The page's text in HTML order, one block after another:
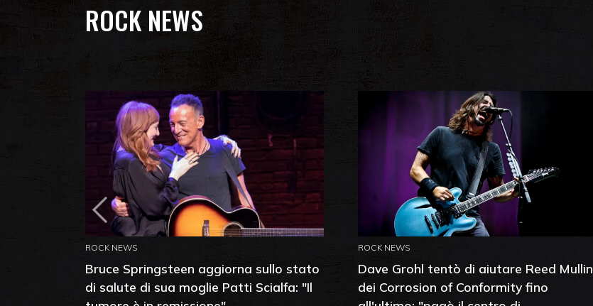
ROCK NEWS
ROCK NEWS
Bruce Springsteen aggiorna sullo stato
di salute di sua moglie Patti Scialfa: "Il
ROCK NEWS
Dave Grohl tentò di aiutare Reed Mullin
dei Corrosion of Conformity fino